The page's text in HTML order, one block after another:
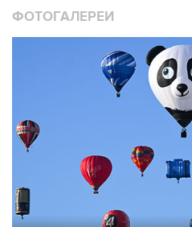
ФОТОГАЛЕРЕИ